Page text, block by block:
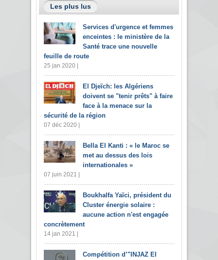
Les plus lus
Services d'urgence et femmes
enceintes : le ministère de la
Santé trace une nouvelle
feuille de route
25 jan 2020 |
El Djeïch: les Algériens
doivent se "tenir prêts" à faire
face à la menace sur la
sécurité de la région
07 déc 2020 |
Bella El Kanti : « le Maroc se
met au dessus des lois
internationales »
07 juin 2021 |
Boukhalfa Yaïci, président du
Cluster énergie solaire :
aucune action n'est engagée
concrètement
14 jan 2021 |
Compétition d’"INJAZ El